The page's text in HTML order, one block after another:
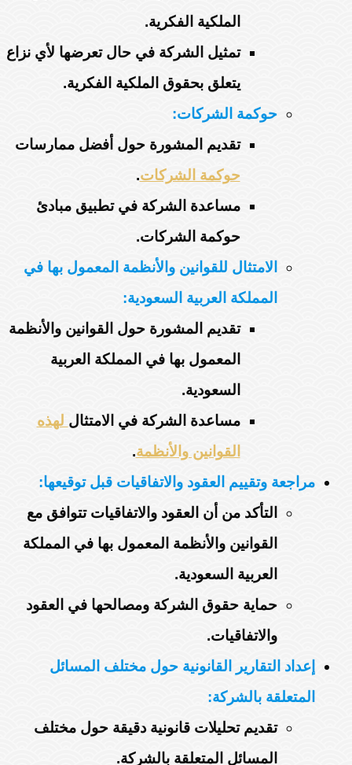
الملكية الفكرية.
تمثيل الشركة في حال تعرضها لأي نزاع
يتعلق بحقوق الملكية الفكرية.
حوكمة الشركات:
تقديم المشورة حول أفضل ممارسات
حوكمة الشركات.
مساعدة الشركة في تطبيق مبادئ
حوكمة الشركات.
الامتثال للقوانين والأنظمة المعمول بها في
المملكة العربية السعودية:
تقديم المشورة حول القوانين والأنظمة
المعمول بها في المملكة العربية
السعودية.
مساعدة الشركة في الامتثال لهذه
القوانين والأنظمة.
مراجعة وتقييم العقود والاتفاقيات قبل توقيعها:
التأكد من أن العقود والاتفاقيات تتوافق مع
القوانين والأنظمة المعمول بها في المملكة
العربية السعودية.
حماية حقوق الشركة ومصالحها في العقود
والاتفاقيات.
إعداد التقارير القانونية حول مختلف المسائل
المتعلقة بالشركة:
تقديم تحليلات قانونية دقيقة حول مختلف
المسائل المتعلقة بالشركة.